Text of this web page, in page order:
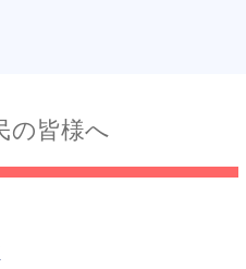
の皆様へ